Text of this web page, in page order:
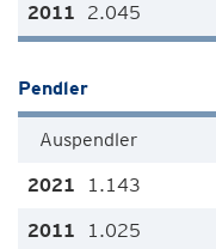
2.045
Pendler
Auspendler
1.143
1.025